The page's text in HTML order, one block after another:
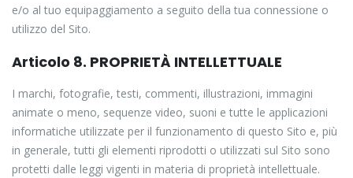
e/o al tuo equipaggiamento a seguito della tua connessione o
utilizzo del Sito.
Articolo 8. PROPRIETÀ INTELLETTUALE
I marchi, fotografie, testi, commenti, illustrazioni, immagini
animate o meno, sequenze video, suoni e tutte le applicazioni
informatiche utilizzate per il funzionamento di questo Sito e, più
in generale, tutti gli elementi riprodotti o utilizzati sul Sito sono
protetti dalle leggi vigenti in materia di proprietà intellettuale.